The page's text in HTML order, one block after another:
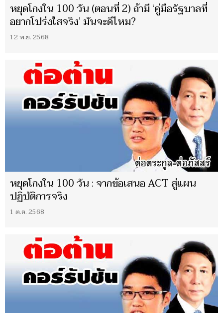
หยุดโกงใน 100 วัน (ตอนที่ 2) ถ้ามี ‘คู่มือรัฐบาลที่
อยากโปร่งใสจริง’ มันจะดีไหม?
12 พ.ย. 2568
หยุดโกงใน 100 วัน : จากข้อเสนอ ACT สู่แผน
ปฏิบัติการจริง
1 ต.ค. 2568